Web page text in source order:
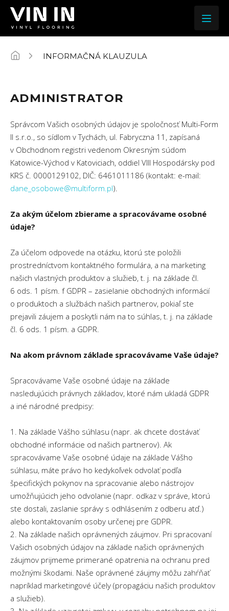
Vizualizér
Zóna architekta
Na stiahnutie
Montáž
SK CZ UA
Kolekcie
Rock Herringbone
Freestyle
Freestyle Herringbone
House Herringbone
Blues
Blues Herringbone
Inšpirácie
Blog
Kde kúpiť
INFORMAČNÁ KLAUZULA
ADMINISTRATOR
Správcom Vašich osobných údajov je spoločnosť Multi-Form
II s.r.o., so sídlom v Tychách, ul. Fabryczna 11, zapísaná
v Obchodnom registri vedenom Okresným súdom
Katowice-Východ v Katoviciach, oddiel VIII Hospodársky pod
KRS č. 0000129102, DIČ: 6461011186 (kontakt: e-mail:
dane_osobowe@multiform.pl).
Za akým účelom zbierame a spracovávame osobné
údaje?
Za účelom odpovede na otázku, ktorú ste položili
prostredníctvom kontaktného formulára, a na marketing
našich vlastných produktov a služieb, t. j. na základe čl.
6 ods. 1 písm. f GDPR – zasielanie obchodných informácií
o produktoch a službách našich partnerov, pokiaľ ste
prejavili záujem a poskytli nám na to súhlas, t. j. na základe
čl. 6 ods. 1 písm. a GDPR.
Na akom právnom základe spracovávame Vaše údaje?
Spracovávame Vaše osobné údaje na základe
nasledujúcich právnych základov, ktoré nám ukladá GDPR
a iné národné predpisy:
1. Na základe Vášho súhlasu (napr. ak chcete dostávať
obchodné informácie od našich partnerov). Ak
spracovávame Vaše osobné údaje na základe Vášho
súhlasu, máte právo ho kedykoľvek odvolať podľa
špecifických pokynov na spracovanie alebo nástrojov
umožňujúcich jeho odvolanie (napr. odkaz v správe, ktorú
ste dostali, zaslanie správy s odhlásením z odberu atď.)
alebo kontaktovaním osoby určenej pre GDPR.
2. Na základe našich oprávnených záujmov. Pri spracovaní
Vašich osobných údajov na základe našich oprávnených
záujmov prijmeme primerané opatrenia na ochranu pred
možnými škodami. Naše oprávnené záujmy môžu zahŕňať
napríklad marketingové účely (propagáciu našich produktov
a služieb).